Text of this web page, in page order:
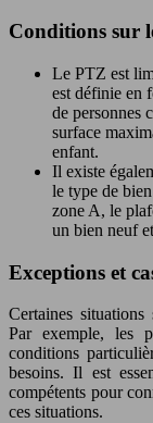
Conditions sur
Le PTZ est
est définie en
de personnes
surface
enfant.
Il existe
le type de
zone A, le
un bien neuf
Exceptions et
Certaines
Par exemple, les
conditions
besoins. Il est
compétents pour
ces situations.